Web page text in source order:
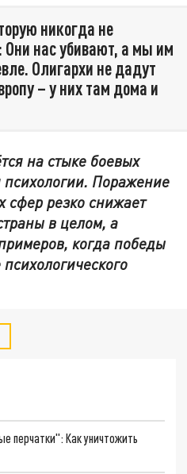
никогда не
нас убивают, а мы им
Олигархи не дадут
– у них там дома и
на стыке боевых
Поражение
сфер резко снижает
в целом, а
когда победы
перчатки": Как уничтожить